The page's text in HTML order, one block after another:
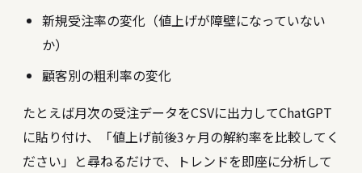
新規受注率の変化（値上げが障壁になっていない
か）
顧客別の粗利率の変化
たとえば月次の受注データをCSVに出力してChatGPT
に貼り付け、「値上げ前後3ヶ月の解約率を比較してく
ださい」と尋ねるだけで、トレンドを即座に分析して